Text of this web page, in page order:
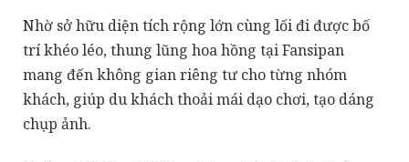
Nhờ sở hữu diện tích rộng lớn cùng lối đi được bố
trí khéo léo, thung lũng hoa hồng tại Fansipan
mang đến không gian riêng tư cho từng nhóm
khách, giúp du khách thoải mái dạo chơi, tạo dáng
chụp ảnh.